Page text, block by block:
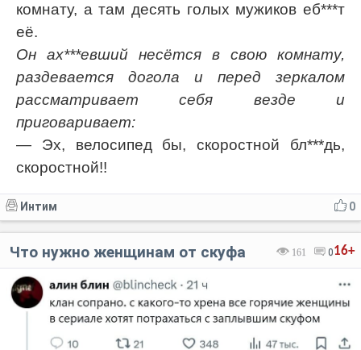
комнату, а там десять голых мужиков еб***т
её.
Он ах***евший несётся в свою комнату,
раздевается догола и перед зеркалом
рассматривает себя везде и
приговаривает:
— Эх, велосипед бы, скоростной бл***дь,
скоростной!!
0
Интим
16+
161 0
Что нужно женщинам от скуфа